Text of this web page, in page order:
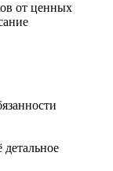
от ценных